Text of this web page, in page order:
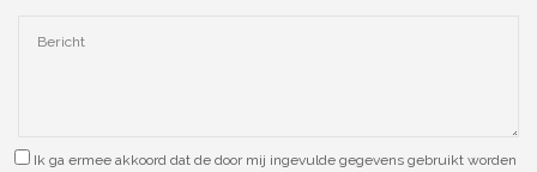
Ik ga ermee akkoord dat de door mij ingevulde gegevens gebruikt worden